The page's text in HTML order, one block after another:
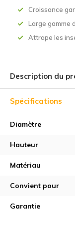
Croissance
Large gamme
Attrape les
Description du
Spécifications
Diamètre
Hauteur
Matériau
Convient pour
Garantie